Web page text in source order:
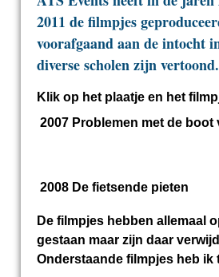
2011 de filmpjes
voorafgaand aan de intocht
diverse scholen zijn vertoond.
Klik op het plaatje en het
2007 Problemen met de boot
2008 De fietsende pieten
De filmpjes hebben allemaal
gestaan maar zijn daar
Onderstaande filmpjes heb ik